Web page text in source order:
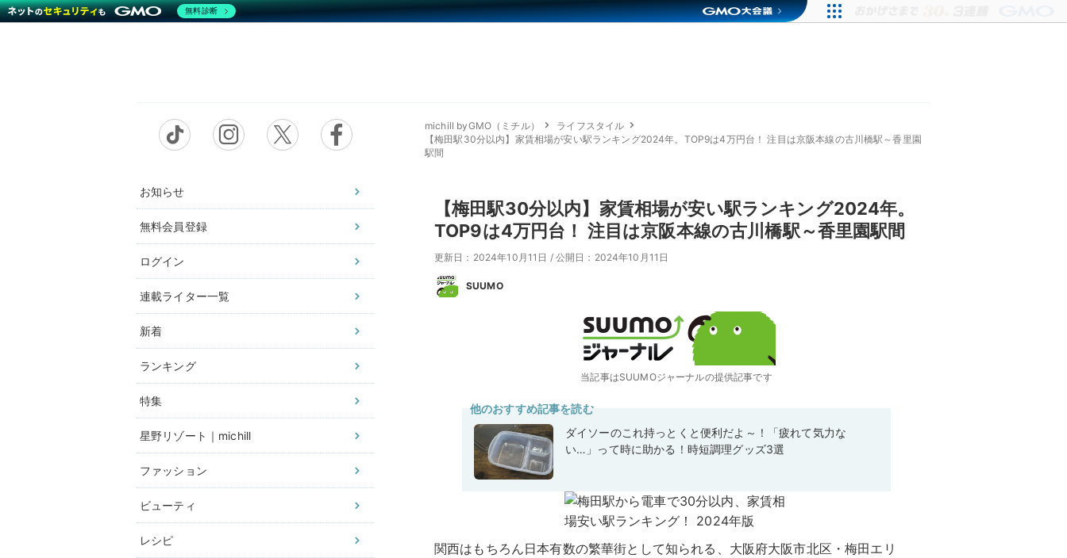
お知らせ
無料会員登録
ログイン
連載ライター一覧
新着
ランキング
特集
星野リゾート｜michill
ファッション
ビューティ
レシピ
michill byGMO（ミチル）
ライフスタイル
【梅田駅30分以内】家賃相場が安い駅ランキング2024年。TOP9は4万円台！ 注目は京阪本線の古川橋駅～香里園
駅間
【梅田駅30分以内】家賃相場が安い駅ランキング2024年。
TOP9は4万円台！ 注目は京阪本線の古川橋駅～香里園駅間
更新日：2024年10月11日 / 公開日：2024年10月11日
SUUMO
当記事はSUUMOジャーナルの提供記事です
他のおすすめ記事を読む
ダイソーのこれ持っとくと便利だよ～！「疲れて気力な
い…」って時に助かる！時短調理グッズ3選
関西はもちろん日本有数の繁華街として知られる、大阪府大阪市北区・梅田エリ
無料診断